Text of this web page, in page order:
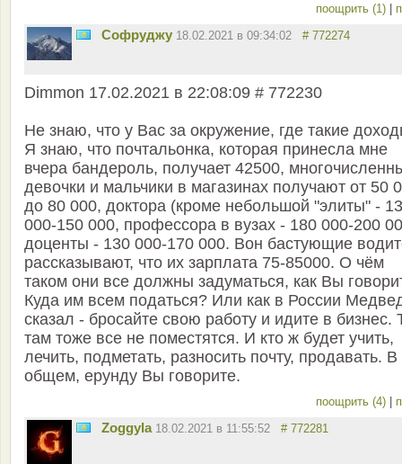
поощрить (1)
Софруджу 18.02.2021 в 09:34:02 # 772274
Dimmon 17.02.2021 в 22:08:09 # 772230
Не знаю, что у Вас за окружение, где такие
Я знаю, что почтальонка, которая принесла мне
вчера бандероль, получает 42500,
девочки и мальчики в магазинах получают от 50
до 80 000, доктора (кроме небольшой "элиты" -
000-150 000, профессора в вузах - 180 000-200
доценты - 130 000-170 000. Вон бастующие
рассказывают, что их зарплата 75-85000. О чём
таком они все должны задуматься, как Вы
Куда им всем податься? Или как в России
сказал - бросайте свою работу и идите в бизнес.
там тоже все не поместятся. И кто ж будет учить,
лечить, подметать, разносить почту, продавать. В
общем, ерунду Вы говорите.
поощрить (4)
Zoggyla 18.02.2021 в 11:55:52 # 772281